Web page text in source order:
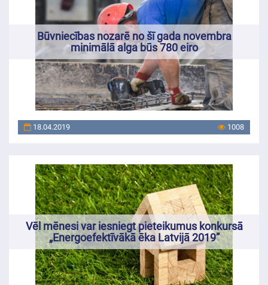
Būvniecības nozarē no šī gada novembra
minimālā alga būs 780 eiro
18.04.2019 1008
Vēl mēnesi var iesniegt pieteikumus konkursā
„Energoefektīvākā ēka Latvijā 2019”